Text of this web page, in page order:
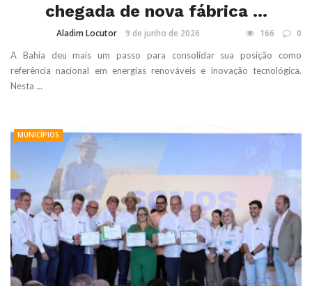
chegada de nova fábrica ...
Aladim Locutor 9 de junho de 2026 166 0
A Bahia deu mais um passo para consolidar sua posição como
referência nacional em energias renováveis e inovação tecnológica.
Nesta ...
MUNICÍPIOS